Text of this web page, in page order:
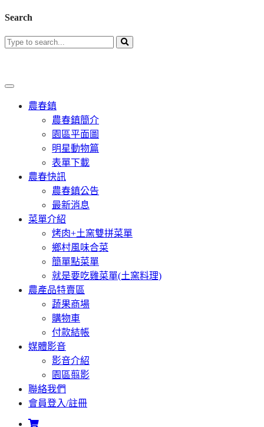
Search
農春鎮
農春鎮簡介
園區平面圖
明星動物篇
表單下載
農春快訊
農春鎮公告
最新消息
菜單介紹
烤肉+土窯雙拼菜單
鄉村風味合菜
簡單點菜單
就是要吃雞菜單(土窯料理)
農產品特賣區
蔬果商場
購物車
付款結帳
媒體影音
影音介紹
園區翦影
聯絡我們
會員登入/註冊